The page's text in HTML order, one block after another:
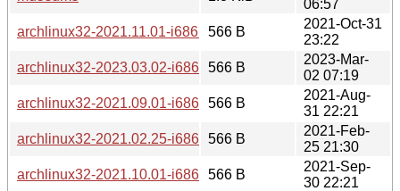
06:57
archlinux32-2021.11.01-i686.iso.sig
566 B
2021-Oct-31
23:22
archlinux32-2023.03.02-i686.iso.sig
566 B
2023-Mar-
02 07:19
archlinux32-2021.09.01-i686.iso.sig
566 B
2021-Aug-
31 22:21
archlinux32-2021.02.25-i686.iso.sig
566 B
2021-Feb-
25 21:30
archlinux32-2021.10.01-i686.iso.sig
566 B
2021-Sep-
30 22:21